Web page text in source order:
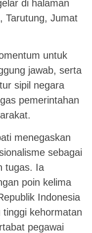
di halaman
Tarutung, Jumat
untuk
jawab, serta
sipil negara
pemerintahan
menegaskan
sebagai
tugas. Ia
poin kelima
Indonesia
kehormatan
pegawai